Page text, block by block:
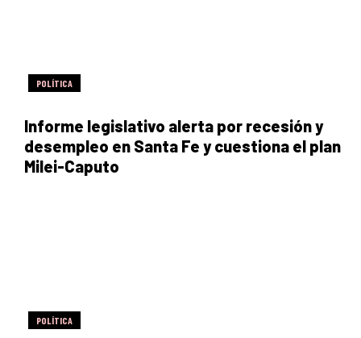
POLÍTICA
Informe legislativo alerta por recesión y
desempleo en Santa Fe y cuestiona el plan
Milei-Caputo
POLÍTICA